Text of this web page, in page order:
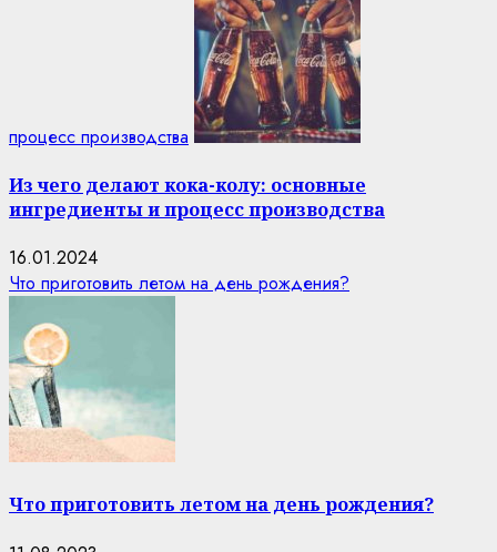
процесс производства
Из чего делают кока-колу: основные
ингредиенты и процесс производства
16.01.2024
Что приготовить летом на день рождения?
Что приготовить летом на день рождения?